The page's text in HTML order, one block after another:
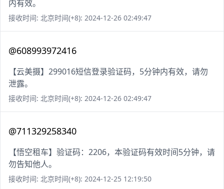
内有效。
接收时间: 北京时间(+8): 2024-12-26 02:49:47
@608993972416
【云美摄】299016短信登录验证码，5分钟内有效，请勿
泄露。
接收时间: 北京时间(+8): 2024-12-26 02:49:47
@711329258340
【悟空租车】验证码：2206，本验证码有效时间5分钟，请
勿告知他人。
接收时间: 北京时间(+8): 2024-12-25 12:19:50